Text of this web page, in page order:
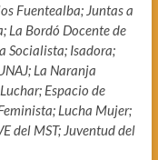
Fuentealba; Juntas a
La Bordó Docente de
Socialista; Isadora;
La Naranja
Espacio de
Lucha Mujer;
del MST; Juventud del